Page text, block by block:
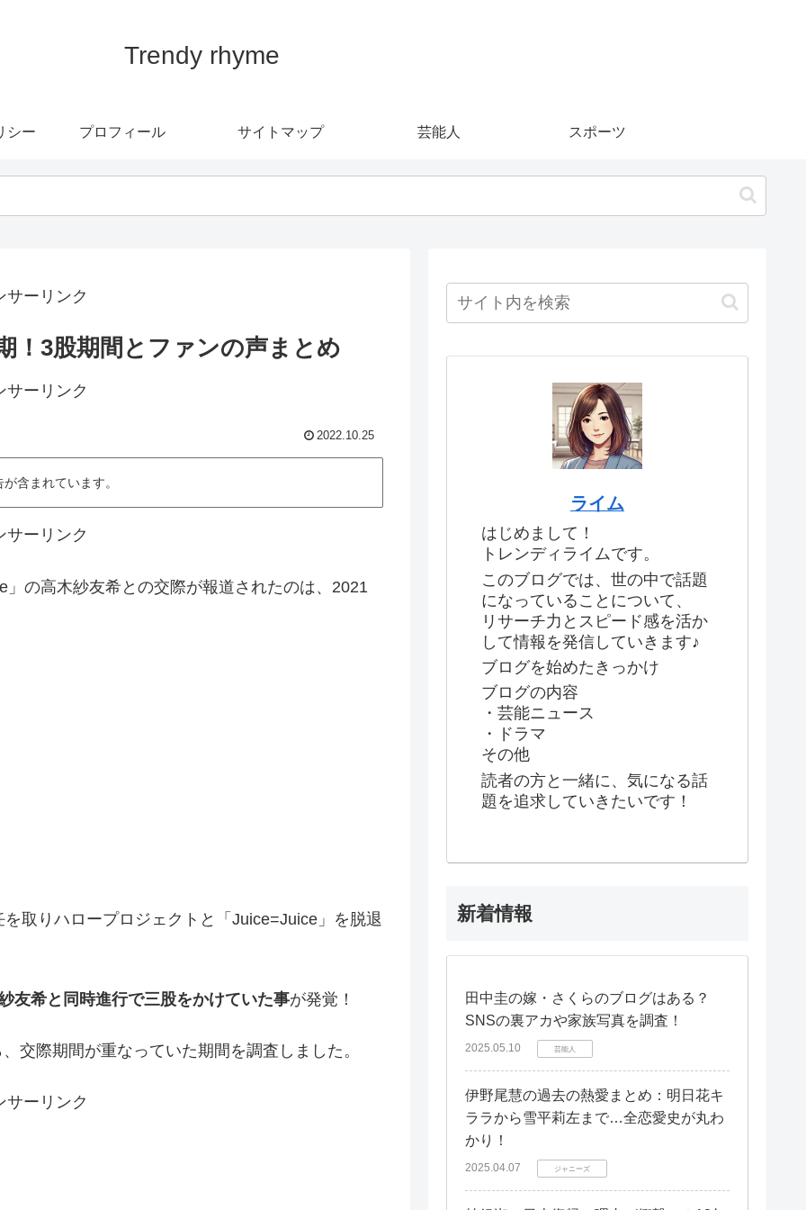
Trendy rhyme
シー プロフィール サイトマップ 芸能人 スポーツ
サーリンク
！3股期間とファンの声まとめ
サーリンク
2022.10.25
含まれています。
サーリンク
の高木紗友希との交際が報道されたのは、2021
取りハロープロジェクトと「Juice=Juice」を脱退
友希と同時進行で三股をかけていた事が発覚！
交際期間が重なっていた期間を調査しました。
サーリンク
ライム
はじめまして！
トレンディライムです。
このブログでは、世の中で話題
になっていることについて、
リサーチ力とスピード感を活か
して情報を発信していきます♪
ブログを始めたきっかけ
ブログの内容
・芸能ニュース
・ドラマ
その他
読者の方と一緒に、気になる話
題を追求していきたいです！
新着情報
田中圭の嫁・さくらのブログはある？
SNSの裏アカや家族写真を調査！
2025.05.10 芸能人
伊野尾慧の過去の熱愛まとめ：明日花キ
ララから雪平莉左まで…全恋愛史が丸わ
かり！
2025.04.07 ジャニーズ